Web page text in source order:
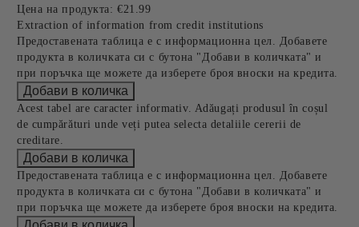
Цена на продукта: €21.99
Extraction of information from credit institutions
Предоставената таблица е с информационна цел. Добавете
продукта в количката си с бутона "Добави в количката" и
при поръчка ще можете да изберете броя вноски на кредита.
Acest tabel are caracter informativ. Adăugați produsul în coșul
de cumpărături unde veți putea selecta detaliile cererii de
creditare.
Предоставената таблица е с информационна цел. Добавете
продукта в количката си с бутона "Добави в количката" и
при поръчка ще можете да изберете броя вноски на кредита.